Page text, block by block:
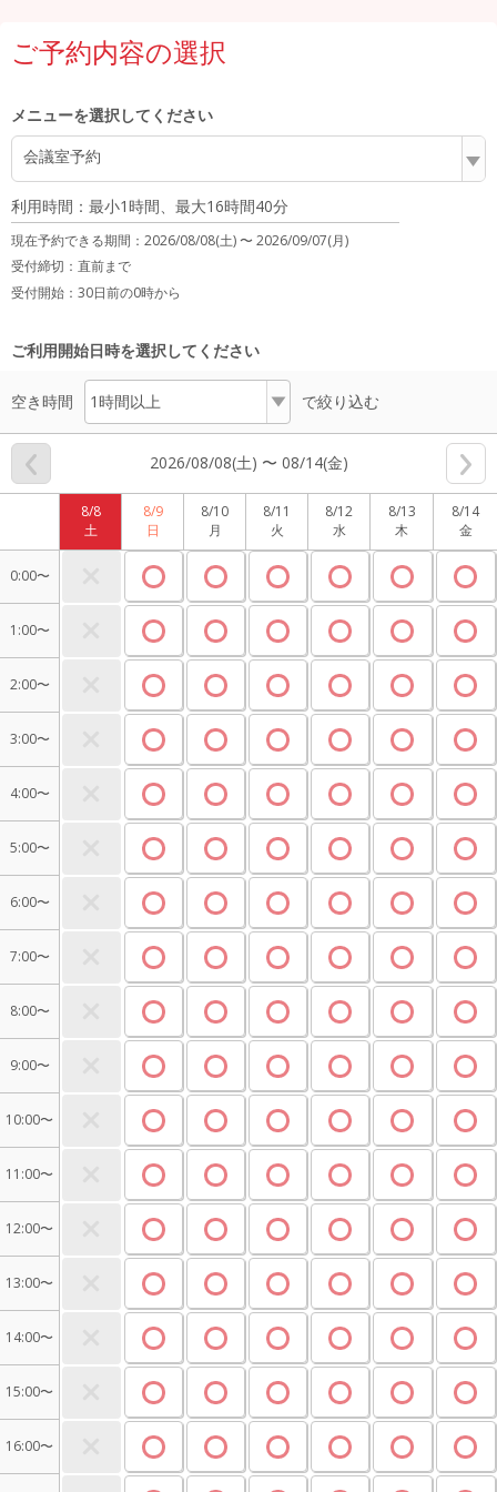
ご予約内容の選択
メニューを選択してください
会議室予約
利用時間：最小1時間、最大16時間40分
現在予約できる期間： 2026/08/08(土) 〜2026/09/07(月)
受付締切： 直前まで
受付開始： 30日前の0時から
ご利用開始日時を選択してください
空き時間 で絞り込む
2026/08/08(土) 〜 08/14(金)
8/8
土
8/9
日
8/10
月
8/11
火
8/12
水
8/13
木
8/14
金
0:00〜
1:00〜
2:00〜
3:00〜
4:00〜
5:00〜
6:00〜
7:00〜
8:00〜
9:00〜
10:00〜
11:00〜
12:00〜
13:00〜
14:00〜
15:00〜
16:00〜